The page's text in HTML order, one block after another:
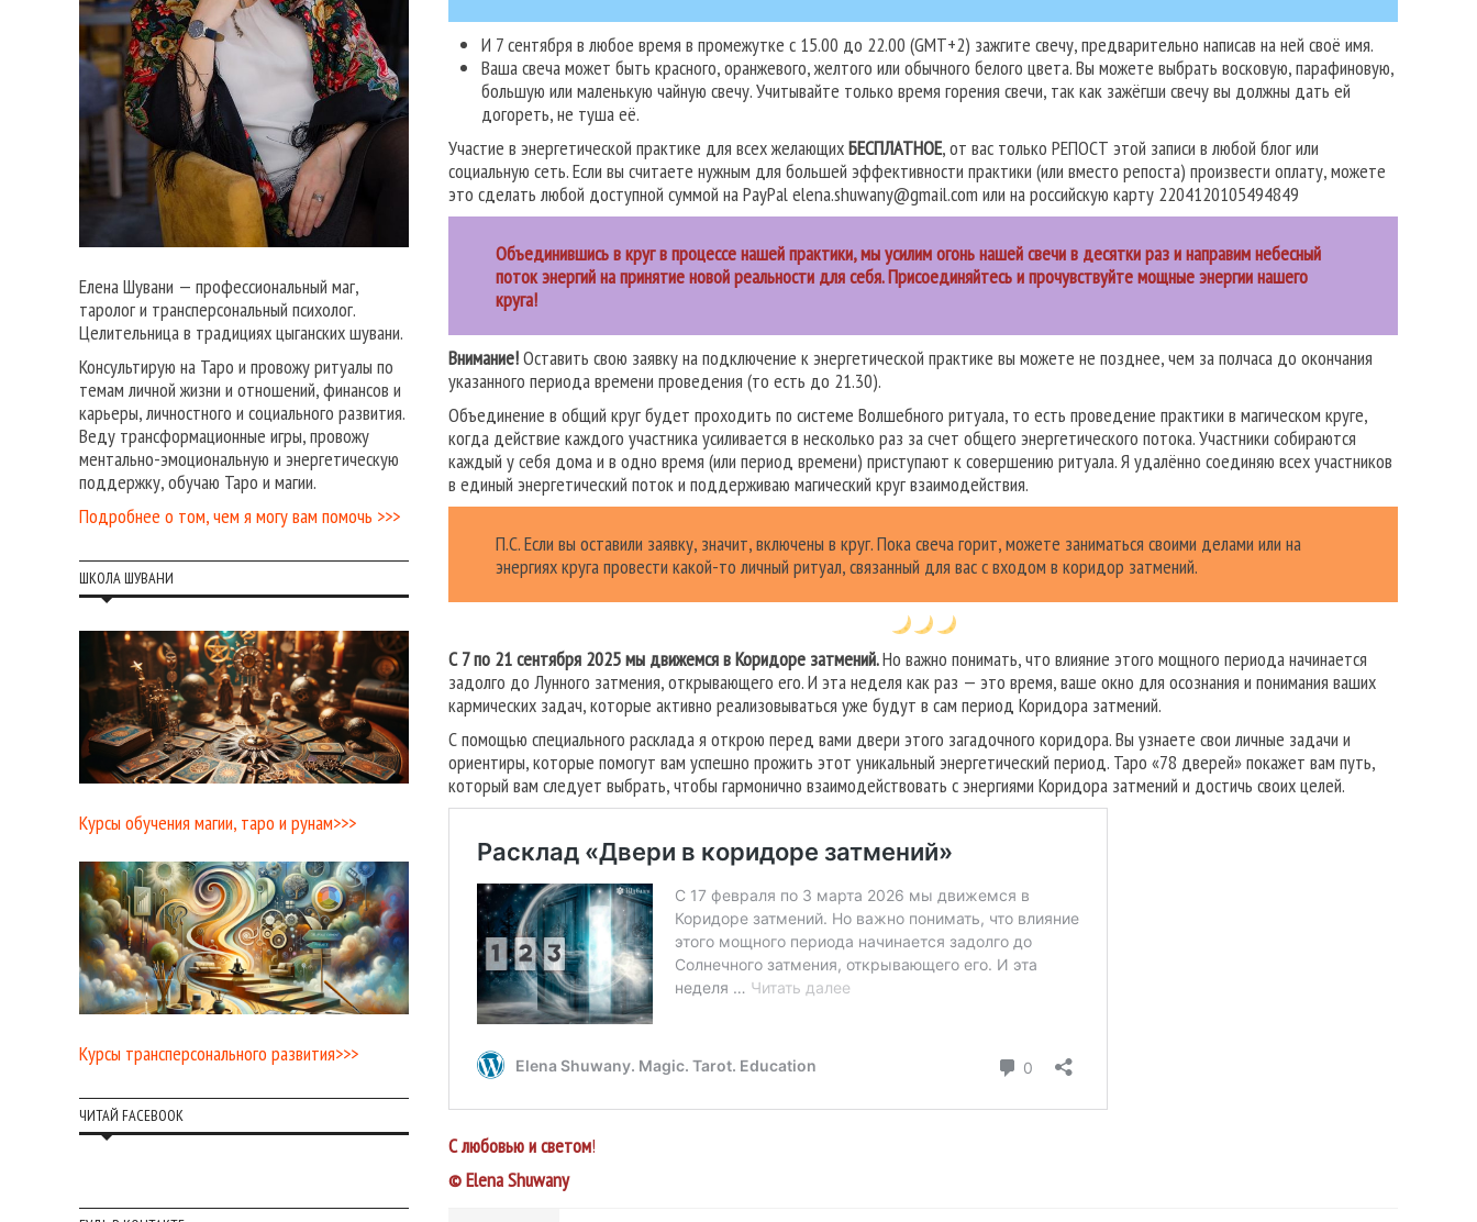
И 7 сентября в любое время в промежутке с 15.00 до 22.00 (GMT+2) зажгите свечу, предварительно написав на ней своё имя.
Ваша свеча может быть красного, оранжевого, желтого или обычного белого цвета. Вы можете выбрать восковую, парафиновую,
большую или маленькую чайную свечу. Учитывайте только время горения свечи, так как зажёгши свечу вы должны дать ей
догореть, не туша её.
Участие в энергетической практике для всех желающихБЕСПЛАТНОЕ, от вас только РЕПОСТ этой записи в любой блог или
социальную сеть. Если вы считаете нужным для большей эффективности практики (или вместо репоста) произвести оплату, можете
это сделать любой доступной суммой на PayPal elena.shuwany@gmail.com или на российскую карту 2204120105494849
Объединившись в круг в процессе нашей практики, мы усилим огонь нашей свечи в десятки раз и направим небесный
поток энергий на принятие новой реальности для себя. Присоединяйтесь и прочувствуйте мощные энергии нашего
круга!
Внимание!Оставить свою заявку на подключение к энергетической практике вы можете не позднее, чем за полчаса до окончания
указанного периода времени проведения (то есть до 21.30).
Объединение в общий круг будет проходить по системе Волшебного ритуала, то есть проведение практики в магическом круге,
когда действие каждого участника усиливается в несколько раз за счет общего энергетического потока. Участники собираются
каждый у себя дома и в одно время (или период времени) приступают к совершению ритуала. Я удалённо соединяю всех участников
в единый энергетический поток и поддерживаю магический круг взаимодействия.
П.С. Если вы оставили заявку, значит, включены в круг. Пока свеча горит, можете заниматься своими делами или на
энергиях круга провести какой-то личный ритуал, связанный для вас с входом в коридор затмений.
С 7 по 21 сентября 2025 мы движемся в Коридоре затмений.Но важно понимать, что влияние этого мощного периода начинается
задолго до Лунного затмения, открывающего его. И эта неделя как раз — это время, ваше окно для осознания и понимания ваших
кармических задач, которые активно реализовываться уже будут в сам период Коридора затмений.
С помощью специального расклада я открою перед вами двери этого загадочного коридора. Вы узнаете свои личные задачи и
ориентиры, которые помогут вам успешно прожить этот уникальный энергетический период. Таро «78 дверей» покажет вам путь,
который вам следует выбрать, чтобы гармонично взаимодействовать с энергиями Коридора затмений и достичь своих целей.
С любовью и светом!
© Elena Shuwany
Елена Шувани — профессиональный маг,
таролог и трансперсональный психолог.
Целительница в традициях цыганских шувани.
Консультирую на Таро и провожу ритуалы по
темам личной жизни и отношений, финансов и
карьеры, личностного и социального развития.
Веду трансформационные игры, провожу
ментально-эмоциональную и энергетическую
поддержку, обучаю Таро и магии.
Подробнее о том, чем я могу вам помочь >>>
ШКОЛА ШУВАНИ
Курсы обучения магии, таро и рунам>>>
Курсы трансперсонального развития>>>
ЧИТАЙ FACEBOOK